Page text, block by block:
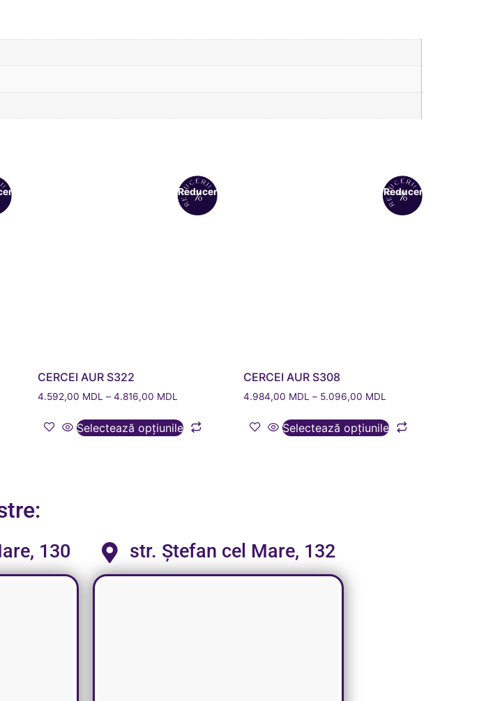
Reduceri!
CERCEI AUR S322
4.592,00 MDL – 4.816,00 MDL
Selectează opțiunile
Reduceri!
CERCEI AUR S308
4.984,00 MDL – 5.096,00 MDL
Selectează opțiunile
130 str. Ștefan cel Mare, 132